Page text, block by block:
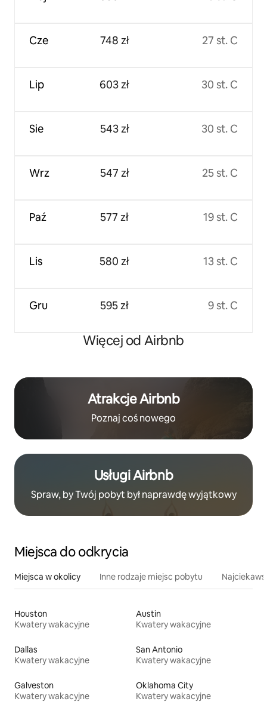
Cze
Lip
Sie
Wrz
Paź
Lis
Gru
748 zł
603 zł
543 zł
547 zł
577 zł
580 zł
595 zł
27 st. C
30 st. C
30 st. C
25 st. C
19 st. C
13 st. C
9 st. C
Więcej od Airbnb
Atrakcje Airbnb
Poznaj coś nowego
Usługi Airbnb
Spraw, by Twój pobyt był naprawdę wyjątkowy
Miejsca do odkrycia
Miejsca w okolicy Inne rodzaje miejsc pobytu
Houston
Kwatery wakacyjne
Austin
Kwatery wakacyjne
Dallas
Kwatery wakacyjne
San Antonio
Kwatery wakacyjne
Galveston
Kwatery wakacyjne
Oklahoma City
Kwatery wakacyjne